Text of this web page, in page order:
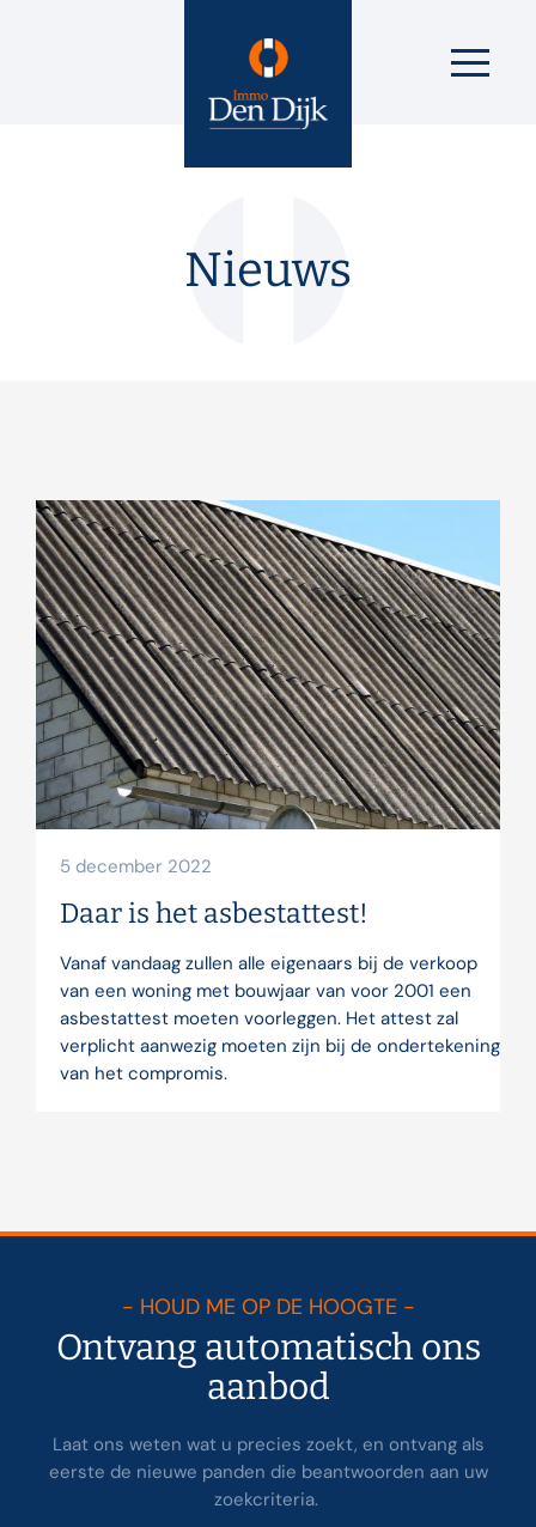
Nieuws
5 december 2022
Daar is het asbestattest!
Vanaf vandaag zullen alle eigenaars bij de verkoop
van een woning met bouwjaar van voor 2001 een
asbestattest moeten voorleggen. Het attest zal
verplicht aanwezig moeten zijn bij de ondertekening
van het compromis.
- HOUD ME OP DE HOOGTE -
Ontvang automatisch ons
aanbod
Laat ons weten wat u precies zoekt, en ontvang als
eerste de nieuwe panden die beantwoorden aan uw
zoekcriteria.